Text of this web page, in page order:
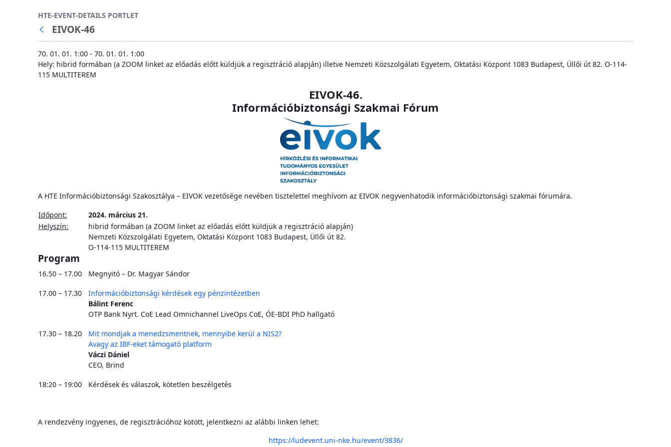
HTE-EVENT-DETAILS PORTLET
EIVOK-46
70. 01. 01. 1:00 - 70. 01. 01. 1:00
Hely: hibrid formában (a ZOOM linket az előadás előtt küldjük a regisztráció alapján) illetve Nemzeti Közszolgálati Egyetem, Oktatási Központ 1083 Budapest, Üllői út 82. O-114-
115 MULTITEREM
EIVOK-46.
Információbiztonsági Szakmai Fórum
A HTE Információbiztonsági Szakosztálya – EIVOK vezetősége nevében tisztelettel meghívom az EIVOK negyvenhatodik információbiztonsági szakmai fórumára.
Időpont:
2024. március 21.
Helyszín:
hibrid formában (a ZOOM linket az előadás előtt küldjük a regisztráció alapján)
Nemzeti Közszolgálati Egyetem, Oktatási Központ 1083 Budapest, Üllői út 82.
O-114-115 MULTITEREM
Program
16.50 – 17.00 Megnyitó – Dr. Magyar Sándor
17.00 – 17.30
Információbiztonsági kérdések egy pénzintézetben
Bálint Ferenc
OTP Bank Nyrt. CoE Lead Omnichannel LiveOps CoE, ÓE-BDI PhD hallgató
17.30 – 18.20
Mit mondjak a menedzsmentnek, mennyibe kerül a NIS2?
Avagy az IBF-eket támogató platform
Váczi Dániel
CEO, Brind
18:20 – 19:00 Kérdések és válaszok, kötetlen beszélgetés
A rendezvény ingyenes, de regisztrációhoz kötött, jelentkezni az alábbi linken lehet:
https://ludevent.uni-nke.hu/event/3836/